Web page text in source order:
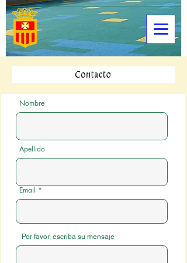
Nombre
Apellido
Email
Por favor, escriba su mensaje